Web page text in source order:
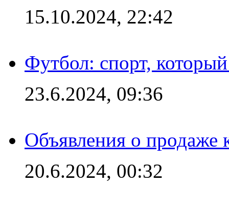
15.10.2024, 22:42
Футбол: спорт,
23.6.2024, 09:36
Объявления о продаже
20.6.2024, 00:32